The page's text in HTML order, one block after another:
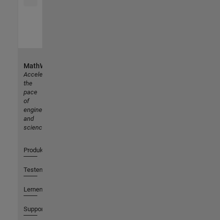
MathWorks
Accelerating
the
pace
of
engineering
and
science
Produkte
Testen oder Kaufen
Lernen
Support